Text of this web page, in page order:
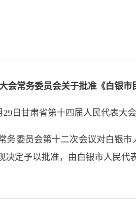
会常务委员会关于批准《白银
29日甘肃省第十四届人民代表大
委员会第十二次会议对白银市
定予以批准，由白银市人民代